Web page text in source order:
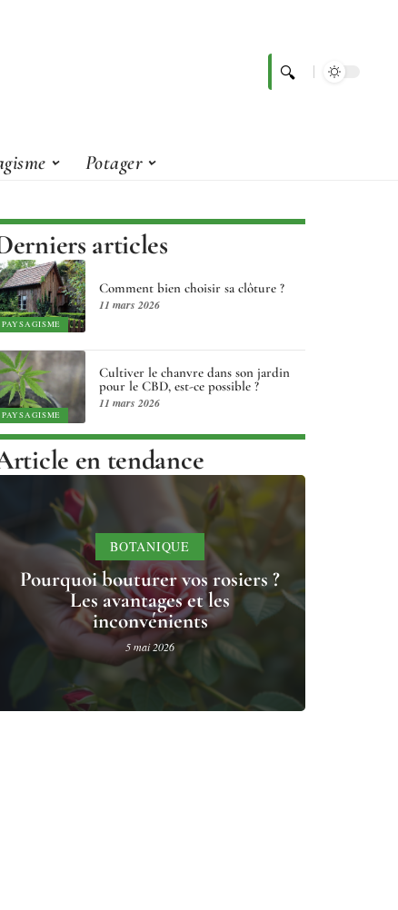
Potager
articles
PAYSAGISME
Comment bien choisir sa clôture ?
11 mars 2026
PAYSAGISME
Cultiver le chanvre dans son jardin
pour le CBD, est-ce possible ?
11 mars 2026
en tendance
BOTANIQUE
Pourquoi bouturer vos rosiers ?
Les avantages et les
inconvénients
5 mai 2026